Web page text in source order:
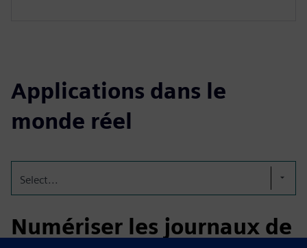
Applications dans le
monde réel
Select...
Numériser les journaux de